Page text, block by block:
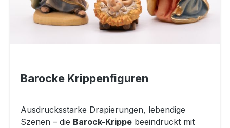
Barocke Krippenfiguren
Ausdrucksstarke Drapierungen, lebendige
Szenen – die Barock-Krippe beeindruckt mit